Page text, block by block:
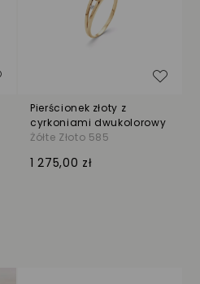
Dodaj do listy życzeń
Pierścionek złoty z
cyrkoniami dwukolorowy
Żółte Złoto 585
1 275,00 zł